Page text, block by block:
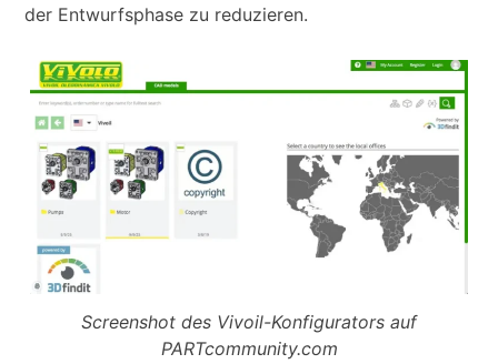
der Entwurfsphase zu reduzieren.
Screenshot des Vivoil-Konfigurators auf
PARTcommunity.com